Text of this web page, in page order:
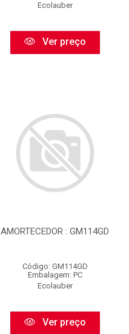
Ecolauber
Ver preço
AMORTECEDOR : GM114GD
Código: GM114GD
Embalagem: PC
Ecolauber
Ver preço